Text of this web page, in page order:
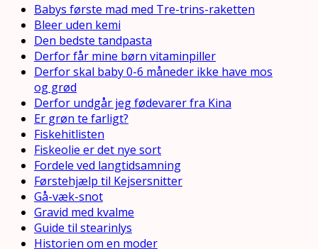
Babys første mad med Tre-trins-raketten
Bleer uden kemi
Den bedste tandpasta
Derfor får mine børn vitaminpiller
Derfor skal baby 0-6 måneder ikke have mos
og grød
Derfor undgår jeg fødevarer fra Kina
Er grøn te farligt?
Fiskehitlisten
Fiskeolie er det nye sort
Fordele ved langtidsamning
Førstehjælp til Kejsersnitter
Gå-væk-snot
Gravid med kvalme
Guide til stearinlys
Historien om en moder